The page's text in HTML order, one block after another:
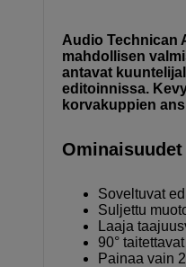
Audio Technican
mahdollisen
antavat
editoinnissa.
korvakuppien
Ominaisuudet
Soveltuvat
Suljettu
Laaja
90°
Painaa vain